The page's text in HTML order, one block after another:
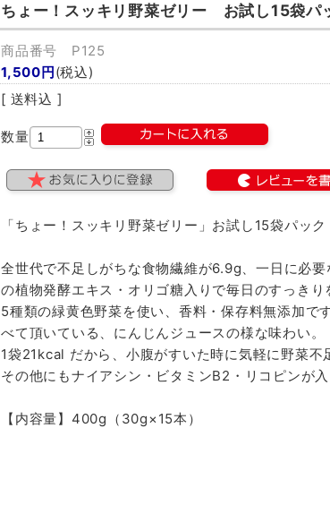
ちょー！スッキリ野菜ゼリー お試し15袋パ
商品番号 P125
1,500円(税込)
[ 送料込 ]
数量
「ちょー！スッキリ野菜ゼリー」お試し15袋パック
全世代で不足しがちな食物繊維が6.9g、一日に必
の植物発酵エキス・オリゴ糖入りで毎日のすっきり
5種類の緑黄色野菜を使い、香料・保存料無添加で
べて頂いている、にんじんジュースの様な味わい。
1袋21kcal だから、小腹がすいた時に気軽に野菜不
その他にもナイアシン・ビタミンB2・リコピンが
【内容量】400g（30g×15本）